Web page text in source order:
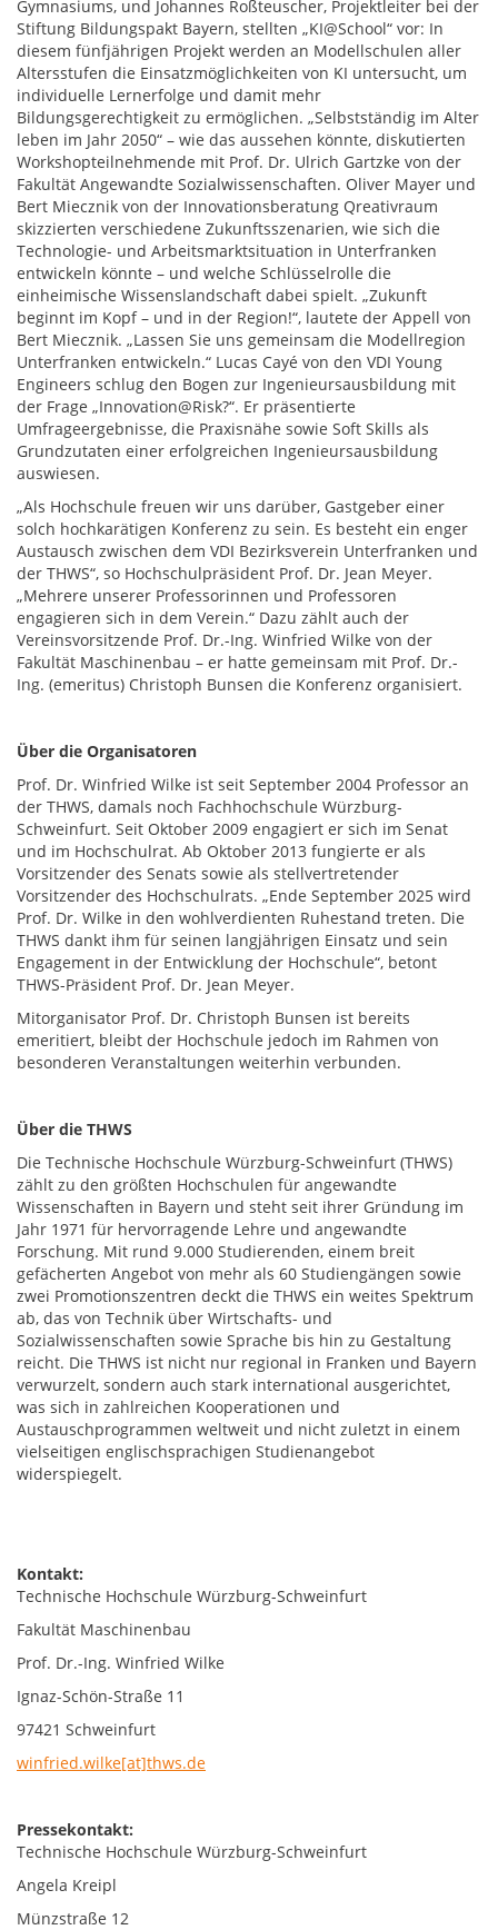
Gymnasiums, und Johannes Roßteuscher, Projektleiter bei der
Stiftung Bildungspakt Bayern, stellten „KI@School“ vor: In
diesem fünfjährigen Projekt werden an Modellschulen aller
Altersstufen die Einsatzmöglichkeiten von KI untersucht, um
individuelle Lernerfolge und damit mehr
Bildungsgerechtigkeit zu ermöglichen. „Selbstständig im Alter
leben im Jahr 2050“ – wie das aussehen könnte, diskutierten
Workshopteilnehmende mit Prof. Dr. Ulrich Gartzke von der
Fakultät Angewandte Sozialwissenschaften. Oliver Mayer und
Bert Miecznik von der Innovationsberatung Qreativraum
skizzierten verschiedene Zukunftsszenarien, wie sich die
Technologie- und Arbeitsmarktsituation in Unterfranken
entwickeln könnte – und welche Schlüsselrolle die
einheimische Wissenslandschaft dabei spielt. „Zukunft
beginnt im Kopf – und in der Region!“, lautete der Appell von
Bert Miecznik. „Lassen Sie uns gemeinsam die Modellregion
Unterfranken entwickeln.“ Lucas Cayé von den VDI Young
Engineers schlug den Bogen zur Ingenieursausbildung mit
der Frage „Innovation@Risk?“. Er präsentierte
Umfrageergebnisse, die Praxisnähe sowie Soft Skills als
Grundzutaten einer erfolgreichen Ingenieursausbildung
auswiesen.
„Als Hochschule freuen wir uns darüber, Gastgeber einer
solch hochkarätigen Konferenz zu sein. Es besteht ein enger
Austausch zwischen dem VDI Bezirksverein Unterfranken und
der THWS“, so Hochschulpräsident Prof. Dr. Jean Meyer.
„Mehrere unserer Professorinnen und Professoren
engagieren sich in dem Verein.“ Dazu zählt auch der
Vereinsvorsitzende Prof. Dr.-Ing. Winfried Wilke von der
Fakultät Maschinenbau – er hatte gemeinsam mit Prof. Dr.-
Ing. (emeritus) Christoph Bunsen die Konferenz organisiert.
Über die Organisatoren
Prof. Dr. Winfried Wilke ist seit September 2004 Professor an
der THWS, damals noch Fachhochschule Würzburg-
Schweinfurt. Seit Oktober 2009 engagiert er sich im Senat
und im Hochschulrat. Ab Oktober 2013 fungierte er als
Vorsitzender des Senats sowie als stellvertretender
Vorsitzender des Hochschulrats. „Ende September 2025 wird
Prof. Dr. Wilke in den wohlverdienten Ruhestand treten. Die
THWS dankt ihm für seinen langjährigen Einsatz und sein
Engagement in der Entwicklung der Hochschule“, betont
THWS-Präsident Prof. Dr. Jean Meyer.
Mitorganisator Prof. Dr. Christoph Bunsen ist bereits
emeritiert, bleibt der Hochschule jedoch im Rahmen von
besonderen Veranstaltungen weiterhin verbunden.
Über die THWS
Die Technische Hochschule Würzburg-Schweinfurt (THWS)
zählt zu den größten Hochschulen für angewandte
Wissenschaften in Bayern und steht seit ihrer Gründung im
Jahr 1971 für hervorragende Lehre und angewandte
Forschung. Mit rund 9.000 Studierenden, einem breit
gefächerten Angebot von mehr als 60 Studiengängen sowie
zwei Promotionszentren deckt die THWS ein weites Spektrum
ab, das von Technik über Wirtschafts- und
Sozialwissenschaften sowie Sprache bis hin zu Gestaltung
reicht. Die THWS ist nicht nur regional in Franken und Bayern
verwurzelt, sondern auch stark international ausgerichtet,
was sich in zahlreichen Kooperationen und
Austauschprogrammen weltweit und nicht zuletzt in einem
vielseitigen englischsprachigen Studienangebot
widerspiegelt.
Kontakt:
Technische Hochschule Würzburg-Schweinfurt
Fakultät Maschinenbau
Prof. Dr.-Ing. Winfried Wilke
Ignaz-Schön-Straße 11
97421 Schweinfurt
winfried.wilke[at]thws.de
Pressekontakt:
Technische Hochschule Würzburg-Schweinfurt
Angela Kreipl
Münzstraße 12